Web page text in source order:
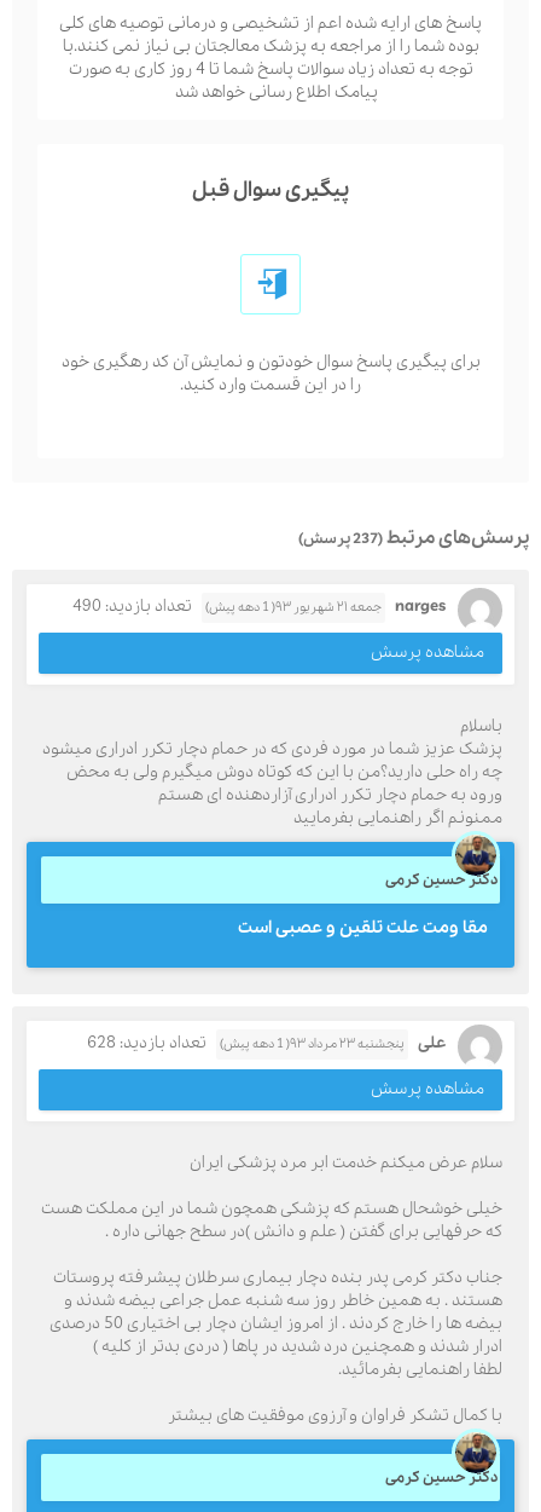
پاسخ های ارایه شده اعم از تشخیصی و درمانی توصیه های کلی
بوده شما را از مراجعه به پزشک معالجتان بی نیاز نمی کنند.با
توجه به تعداد زیاد سوالات پاسخ شما تا 4 روز کاری به صورت
پیامک اطلاع رسانی خواهد شد
پیگیری سوال قبل
برای پیگیری پاسخ سوال خودتون و نمایش آن کد رهگیری خود
را در این قسمت وارد کنید.
پرسش‌های مرتبط(237 پرسش)
narges جمعه ۲۱ شهریور ۹۳( 1 دهه پیش)
تعداد بازدید: 490
مشاهده پرسش
باسلام
پزشک عزیز شما در مورد فردی که در حمام دچار تکرر ادراری میشود
چه راه حلی دارید؟من با این که کوتاه دوش میگیرم ولی به محض
ورود به حمام دچار تکرر ادراری آزاردهنده ای هستم
ممنونم اگر راهنمایی بفرمایید
دکتر حسین کرمی
مقا ومت علت تلقین و عصبی است
علی پنجشنبه ۲۳ مرداد ۹۳( 1 دهه پیش)
تعداد بازدید: 628
مشاهده پرسش
سلام عرض میکنم خدمت ابر مرد پزشکی ایران
خیلی خوشحال هستم که پزشکی همچون شما در این مملکت هست
که حرفهایی برای گفتن ( علم و دانش )در سطح جهانی داره .
جناب دکتر کرمی پدر بنده دچار بیماری سرطلان پیشرفته پروستات
هستند . به همین خاطر روز سه شنبه عمل جراعی بیضه شدند و
بیضه ها را خارج کردند . از امروز ایشان دچار بی اختیاری 50 درصدی
ادرار شدند و همچنین درد شدید در پاها ( دردی بدتر از کلیه )
لطفا راهنمایی بفرمائید.
با کمال تشکر فراوان و آرزوی موفقیت های بیشتر
دکتر حسین کرمی